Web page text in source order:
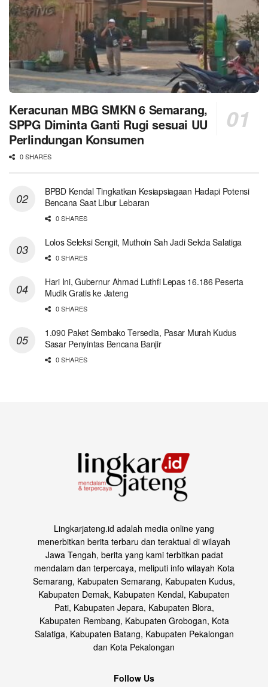
Keracunan MBG SMKN 6 Semarang,
SPPG Diminta Ganti Rugi sesuai UU
Perlindungan Konsumen
0 SHARES
BPBD Kendal Tingkatkan Kesiapsiagaan Hadapi Potensi
Bencana Saat Libur Lebaran
0 SHARES
Lolos Seleksi Sengit, Muthoin Sah Jadi Sekda Salatiga
0 SHARES
Hari Ini, Gubernur Ahmad Luthfi Lepas 16.186 Peserta
Mudik Gratis ke Jateng
0 SHARES
1.090 Paket Sembako Tersedia, Pasar Murah Kudus
Sasar Penyintas Bencana Banjir
0 SHARES
Lingkarjateng.id adalah media online yang
menerbitkan berita terbaru dan teraktual di wilayah
Jawa Tengah, berita yang kami terbitkan padat
mendalam dan terpercaya, meliputi info wilayah Kota
Semarang, Kabupaten Semarang, Kabupaten Kudus,
Kabupaten Demak, Kabupaten Kendal, Kabupaten
Pati, Kabupaten Jepara, Kabupaten Blora,
Kabupaten Rembang, Kabupaten Grobogan, Kota
Salatiga, Kabupaten Batang, Kabupaten Pekalongan
dan Kota Pekalongan
Follow Us